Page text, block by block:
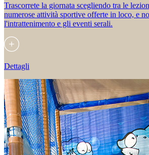
Trascorrete la giornata scegliendo tra le
numerose attività sportive offerte in loco, e
l'intrattenimento e gli eventi serali.
Dettagli